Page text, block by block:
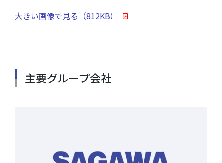
大きい画像で見る（812KB）
主要グループ会社